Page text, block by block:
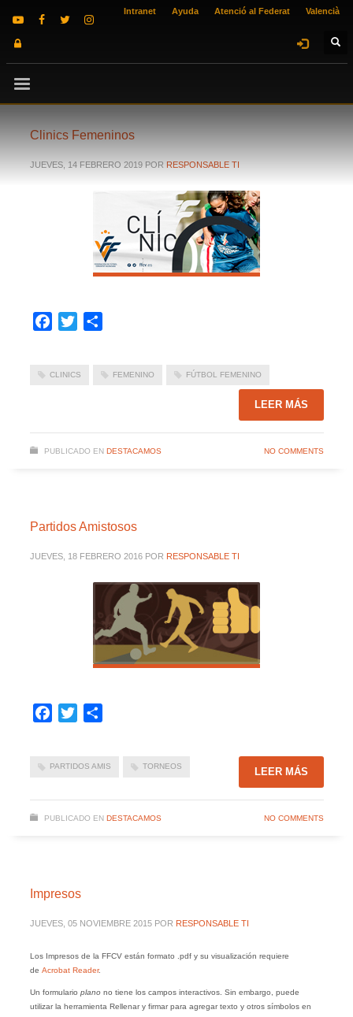
Intranet Ayuda Atenció al Federat Valencià
Clinics Femeninos
JUEVES, 14 FEBRERO 2019 POR RESPONSABLE TI
Facebook
Twitter
CLINICS FEMENINO FÚTBOL FEMENINO
LEER MÁS
PUBLICADO EN DESTACAMOS NO COMMENTS
Partidos Amistosos
JUEVES, 18 FEBRERO 2016 POR RESPONSABLE TI
Facebook
Twitter
PARTIDOS AMIS TORNEOS LEER MÁS
PUBLICADO EN DESTACAMOS NO COMMENTS
Impresos
JUEVES, 05 NOVIEMBRE 2015 POR RESPONSABLE TI
Los Impresos de la FFCV están formato .pdf y su visualización requiere
de Acrobat Reader.
Un formulario planono tiene los campos interactivos. Sin embargo, puede
utilizar la herramienta Rellenar y firmar para agregar texto y otros símbolos en